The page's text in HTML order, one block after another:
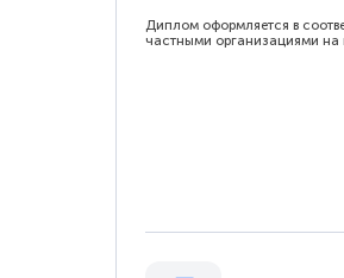
Диплом оформляется в
частными организациями на